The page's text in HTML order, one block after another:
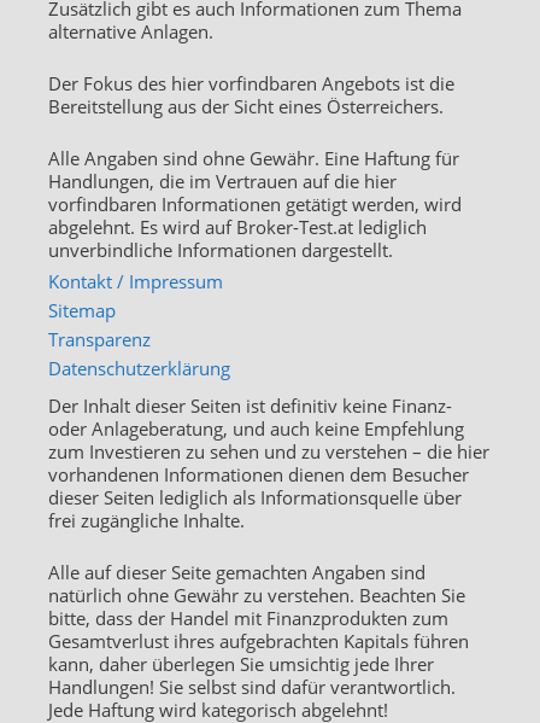
Zusätzlich gibt es auch Informationen zum Thema
alternative Anlagen.
Der Fokus des hier vorfindbaren Angebots ist die
Bereitstellung aus der Sicht eines Österreichers.
Alle Angaben sind ohne Gewähr. Eine Haftung für
Handlungen, die im Vertrauen auf die hier
vorfindbaren Informationen getätigt werden, wird
abgelehnt. Es wird auf Broker-Test.at lediglich
unverbindliche Informationen dargestellt.
Kontakt / Impressum
Sitemap
Transparenz
Datenschutzerklärung
Der Inhalt dieser Seiten ist definitiv keine Finanz-
oder Anlageberatung, und auch keine Empfehlung
zum Investieren zu sehen und zu verstehen – die hier
vorhandenen Informationen dienen dem Besucher
dieser Seiten lediglich als Informationsquelle über
frei zugängliche Inhalte.
Alle auf dieser Seite gemachten Angaben sind
natürlich ohne Gewähr zu verstehen. Beachten Sie
bitte, dass der Handel mit Finanzprodukten zum
Gesamtverlust ihres aufgebrachten Kapitals führen
kann, daher überlegen Sie umsichtig jede Ihrer
Handlungen! Sie selbst sind dafür verantwortlich.
Jede Haftung wird kategorisch abgelehnt!